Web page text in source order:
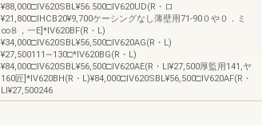
¥88,000□IV620SBL¥56.500□IV620UD(R・ロ
¥21,800□IHCB20¥9,700ケーシングなし薄壁用71-90０や０．ミ
∞８，一E]*IV620BF(R・L)
¥34,000□IV620SBL¥56,500□IV620AG(R・L)
¥27,500111∼130□*IV620BG(R・L)
¥84,000□IV620SBL¥56,500□IV620AE(R・Ll¥27,500厚監用141,ヤ
160匠]*IV620BH(R・L)¥84,000□IV620SBL¥56,500□IV620AF(R・
Ll¥27,500246